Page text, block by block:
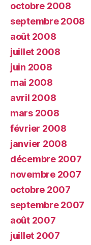
octobre 2008
septembre 2008
août 2008
juillet 2008
juin 2008
mai 2008
avril 2008
mars 2008
février 2008
janvier 2008
décembre 2007
novembre 2007
octobre 2007
septembre 2007
août 2007
juillet 2007